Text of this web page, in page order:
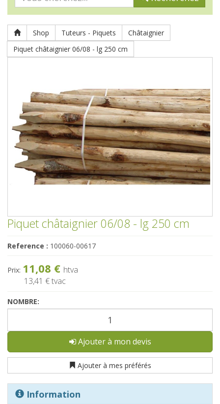
Shop Tuteurs - Piquets
Châtaignier
Piquet châtaignier 06/08 - lg 250 cm
Piquet châtaignier 06/08 - lg 250 cm
Reference : 100060-00617
Prix: 11,08 € htva
13,41 €tvac
NOMBRE:
Ajouter à mon devis
Ajouter à mes préférés
Information